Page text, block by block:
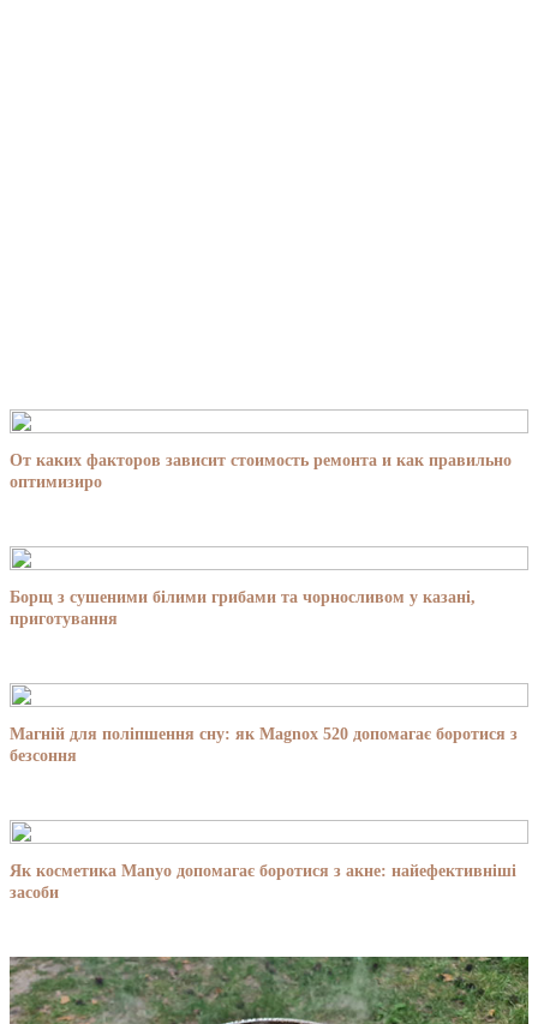
От каких факторов зависит стоимость ремонта и как правильно
оптимизиро
Борщ з сушеними білими грибами та чорносливом у казані,
приготування
Магній для поліпшення сну: як Magnox 520 допомагає боротися з
безсоння
Як косметика Manyo допомагає боротися з акне: найефективніші
засоби